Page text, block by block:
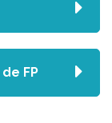
FP